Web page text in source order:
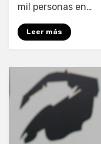
mil personas en…
Leer más